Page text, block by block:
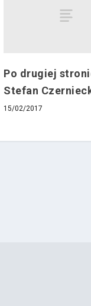
Po drugiej
Stefan
15/02/2017